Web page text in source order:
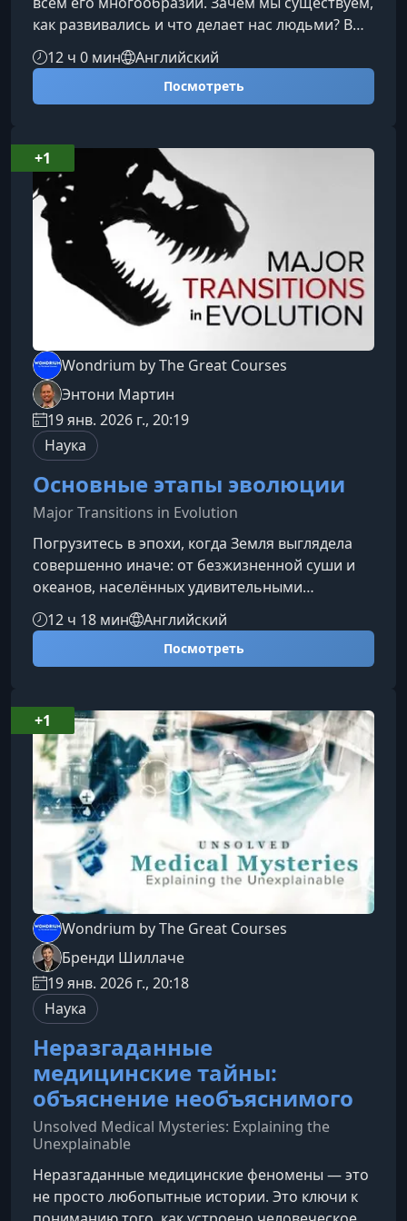
как развивались и что делает нас людьми? В
этом курсе вы пройдёте путь от
происхождения Homo sapiens до современных
культурных и социальных процессов, чтобы
понять, как формировалось человечество и
рамках курсаКурс «Антропология и изучение
человечества» под руководством профессора
и полевого исследователя Скотта М.
12 ч 0 мин Английский
Посмотреть
Wondrium by The Great Courses
Энтони Мартин
19 янв. 2026 г., 20:19
Наука
Основные этапы эволюции
Major Transitions in Evolution
Погрузитесь в эпохи, когда Земля выглядела
совершенно иначе: от безжизненной суши и
океанов, населённых удивительными
существами, до появления деревьев,
насекомых, цветковых растений и первых
людей. Этот курс проведёт вас через самые
сформировали современный мир.О
курсеПеред вами увлекательное путешествие
сквозь сотни миллионов лет истории. Курс
раскрывает ключев
12 ч 18 мин Английский
Посмотреть
+1
Wondrium by The Great Courses
Бренди Шиллаче
19 янв. 2026 г., 20:18
Наука
Неразгаданные
медицинские тайны:
объяснение необъяснимого
Unsolved Medical Mysteries: Explaining the
Unexplainable
Неразгаданные медицинские феномены — это
не просто любопытные истории. Это ключи к
+1